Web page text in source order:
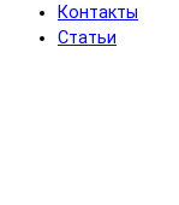
Контакты
Статьи